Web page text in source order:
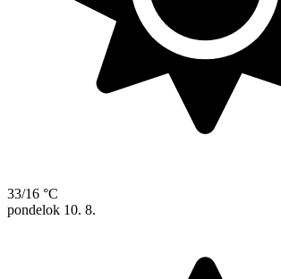
33/16 °C
pondelok 10. 8.